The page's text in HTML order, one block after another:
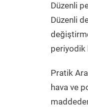
Düzenli
Düzenli
periyodik
Pratik
hava ve